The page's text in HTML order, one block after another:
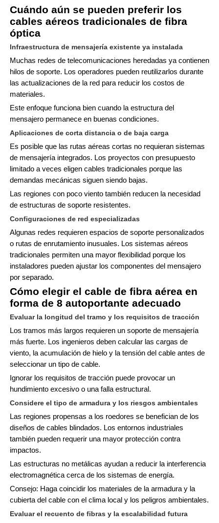
Cuándo aún se pueden preferir los
cables aéreos tradicionales de fibra
óptica
Infraestructura de mensajería existente ya instalada
Muchas redes de telecomunicaciones heredadas ya contienen
hilos de soporte. Los operadores pueden reutilizarlos durante
las actualizaciones de la red para reducir los costos de
materiales.
Este enfoque funciona bien cuando la estructura del
mensajero permanece en buenas condiciones.
Aplicaciones de corta distancia o de baja carga
Es posible que las rutas aéreas cortas no requieran sistemas
de mensajería integrados. Los proyectos con presupuesto
limitado a veces eligen cables tradicionales porque las
demandas mecánicas siguen siendo bajas.
Las regiones con poco viento también reducen la necesidad
de estructuras de soporte resistentes.
Configuraciones de red especializadas
Algunas redes requieren espacios de soporte personalizados
o rutas de enrutamiento inusuales. Los sistemas aéreos
tradicionales permiten una mayor flexibilidad porque los
instaladores pueden ajustar los componentes del mensajero
por separado.
Cómo elegir el cable de fibra aérea en
forma de 8 autoportante adecuado
Evaluar la longitud del tramo y los requisitos de tracción
Los tramos más largos requieren un soporte de mensajería
más fuerte. Los ingenieros deben calcular las cargas de
viento, la acumulación de hielo y la tensión del cable antes de
seleccionar un tipo de cable.
Ignorar los requisitos de tracción puede provocar un
hundimiento excesivo o una falla estructural.
Considere el tipo de armadura y los riesgos ambientales
Las regiones propensas a los roedores se benefician de los
diseños de cables blindados. Los entornos industriales
también pueden requerir una mayor protección contra
impactos.
Las estructuras no metálicas ayudan a reducir la interferencia
electromagnética cerca de los sistemas de energía.
Consejo: Haga coincidir los materiales de la armadura y la
cubierta del cable con el clima local y los peligros ambientales.
Evaluar el recuento de fibras y la escalabilidad futura